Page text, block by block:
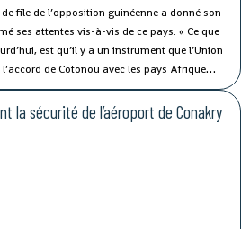
file de l’opposition guinéenne a donné son
ses attentes vis-à-vis de ce pays. « Ce que
est qu’il y a un instrument que l’Union
de Cotonou avec les pays Afrique
de son aide. Elle a eu la sagesse de
le respect d’un certain nombre de valeurs : la
protection des droits humains » dit-il.
la sécurité de l’aéroport de Conakry